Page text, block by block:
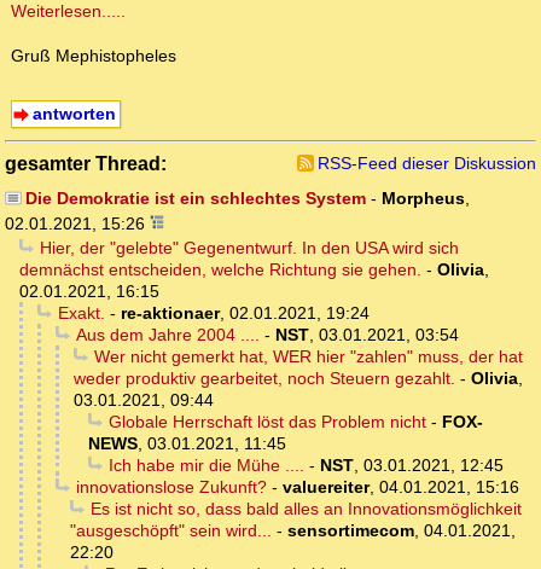
Weiterlesen.....
Gruß Mephistopheles
antworten
gesamter Thread:
RSS-Feed dieser Diskussion
Die Demokratie ist ein schlechtes System- Morpheus,
02.01.2021, 15:26
Hier, der "gelebte" Gegenentwurf. In den USA wird sich
demnächst entscheiden, welche Richtung sie gehen. - Olivia,
02.01.2021, 16:15
Exakt. - re-aktionaer, 02.01.2021, 19:24
Aus dem Jahre 2004 .... - NST, 03.01.2021, 03:54
Wer nicht gemerkt hat, WER hier "zahlen" muss, der hat
weder produktiv gearbeitet, noch Steuern gezahlt. - Olivia,
03.01.2021, 09:44
Globale Herrschaft löst das Problem nicht- FOX-
NEWS, 03.01.2021, 11:45
Ich habe mir die Mühe .... - NST, 03.01.2021, 12:45
innovationslose Zukunft?- valuereiter, 04.01.2021, 15:16
Es ist nicht so, dass bald alles an Innovationsmöglichkeit
"ausgeschöpft" sein wird... - sensortimecom, 04.01.2021,
22:20